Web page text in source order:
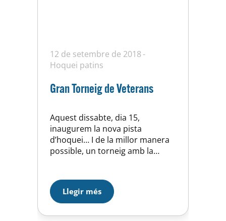
12 de setembre de 2018
Hoquei patins
Gran Torneig de Veterans
Aquest dissabte, dia 15,
inaugurem la nova pista
d’hoquei… I de la millor manera
possible, un torneig amb la
UE. Horta! A partir de les 16,30
hores, tenim garantida una
magnífica tarda amb un bon
espectacle i diversió assegurats.
Llegir més